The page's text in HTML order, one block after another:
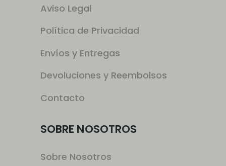
Aviso Legal
Política de Privacidad
Envíos y Entregas
Devoluciones y Reembolsos
Contacto
SOBRE NOSOTROS
Sobre Nosotros